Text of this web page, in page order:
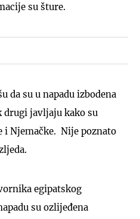
su šture.
da su u napadu izbodena
drugi javljaju kako su
Njemačke. Nije poznato
egipatskog
su ozlijeđena